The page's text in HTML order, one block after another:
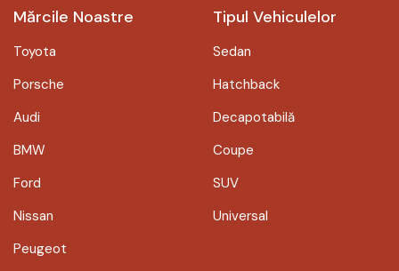
Mărcile Noastre
Toyota
Porsche
Audi
BMW
Ford
Nissan
Peugeot
Tipul Vehiculelor
Sedan
Hatchback
Decapotabilă
Coupe
SUV
Universal